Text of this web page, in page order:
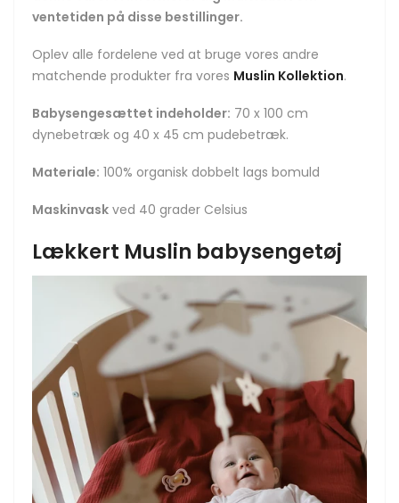
ventetiden på disse bestillinger.
Oplev alle fordelene ved at bruge vores andre
matchende produkter fra vores Muslin Kollektion.
Babysengesættet indeholder: 70 x 100 cm
dynebetræk og 40 x 45 cm pudebetræk.
Materiale: 100% organisk dobbelt lags bomuld
Maskinvask ved 40 grader Celsius
Lækkert Muslin babysengetøj